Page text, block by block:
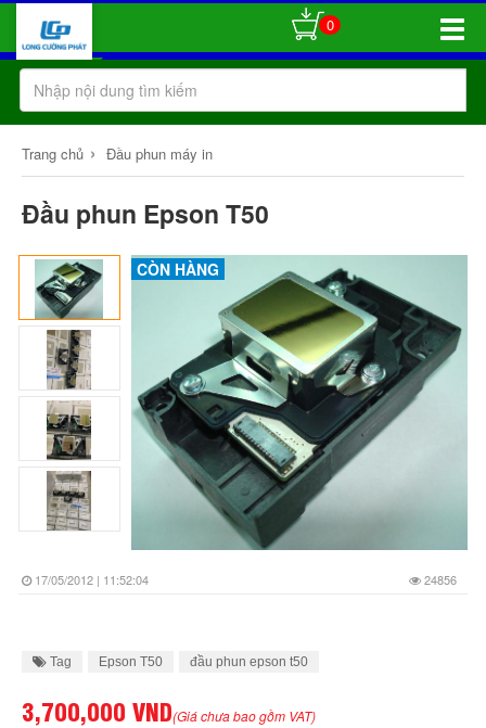
Toggle
0
Trang chủ › Đầu phun máy in
Đầu phun Epson T50
CÒN HÀNG
17/05/2012 | 11:52:04 24856
Tag Epson T50 đầu phun epson t50
3,700,000 VND(Giá chưa bao gồm VAT)